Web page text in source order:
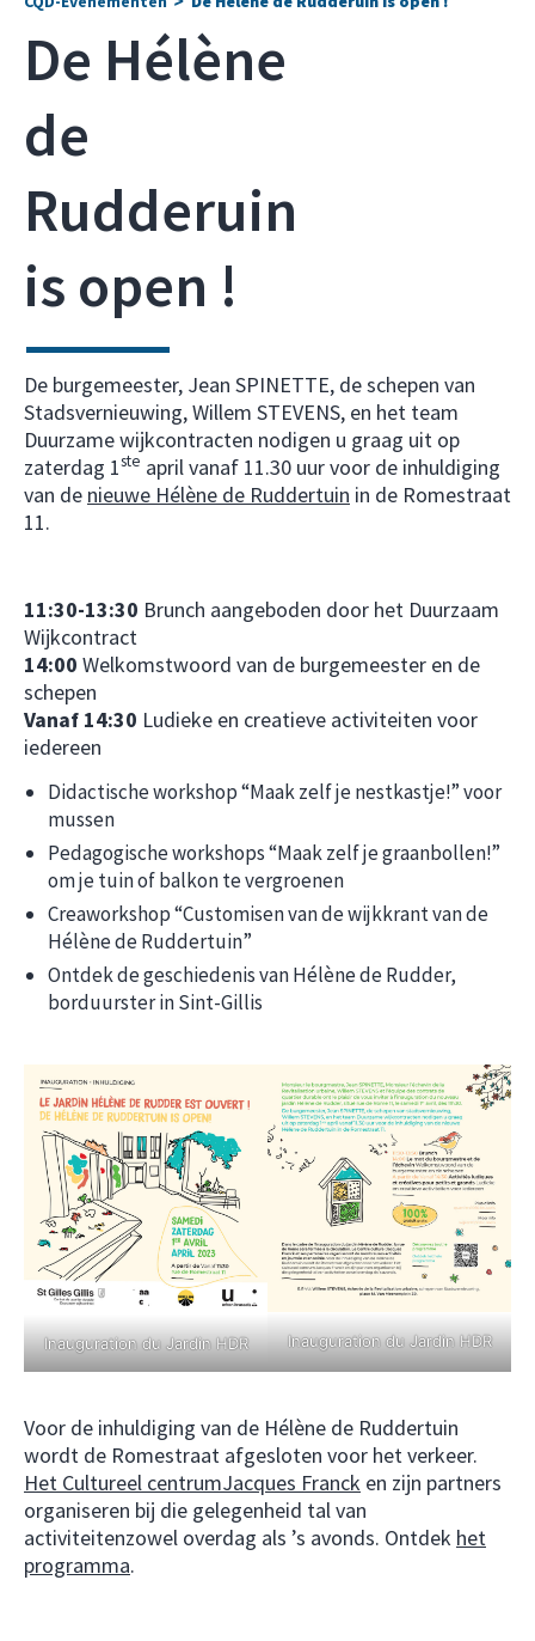
De Hélène
de
Rudderuin
is open !
De burgemeester, Jean SPINETTE, de schepen van
Stadsvernieuwing, Willem STEVENS, en het team
Duurzame wijkcontracten nodigen u graag uit op
zaterdag 1ste april vanaf 11.30 uur voor de inhuldiging
van de nieuwe Hélène de Ruddertuin in de Romestraat
11.
11:30-13:30 Brunch aangeboden door het Duurzaam
Wijkcontract
14:00 Welkomstwoord van de burgemeester en de
schepen
Vanaf 14:30 Ludieke en creatieve activiteiten voor
iedereen
Didactische workshop “Maak zelf je nestkastje!” voor
mussen
Pedagogische workshops “Maak zelf je graanbollen!”
om je tuin of balkon te vergroenen
Creaworkshop “Customisen van de wijkkrant van de
Hélène de Ruddertuin”
Ontdek de geschiedenis van Hélène de Rudder,
borduurster in Sint-Gillis
Inauguration du Jardin HDR Inauguration du Jardin HDR
Voor de inhuldiging van de Hélène de Ruddertuin
wordt de Romestraat afgesloten voor het verkeer.
Het Cultureel centrumJacques Franck en zijn partners
organiseren bij die gelegenheid tal van
activiteitenzowel overdag als ’s avonds. Ontdek het
programma.